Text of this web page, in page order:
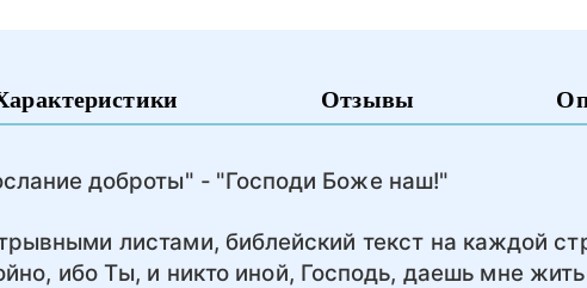
Отзывы
доброты" - "Господи Боже наш!"
листами, библейский текст на каждой
ибо Ты, и никто иной, Господь, даешь мне